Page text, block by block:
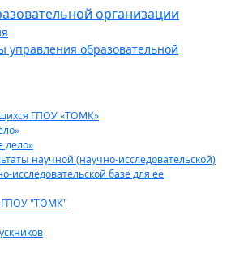
организации
управления образовательной
ГПОУ «ТОМК»
дело»
научной (научно-исследовательской)
исследовательской базе для ее
ГПОУ "ТОМК"